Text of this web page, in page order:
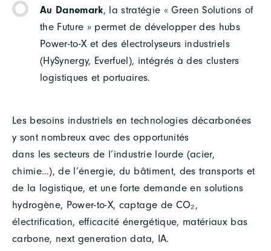
Au Danemark, la stratégie « Green Solutions of
the Future » permet de développer des hubs
Power-to-X et des électrolyseurs industriels
(HySynergy, Everfuel), intégrés à des clusters
logistiques et portuaires.
Les besoins industriels en technologies décarbonées
y sont nombreux avec des opportunités
dans les secteurs de l’industrie lourde (acier,
chimie…), de l’énergie, du bâtiment, des transports et
de la logistique, et une forte demande en solutions
hydrogène, Power-to-X, captage de CO₂,
électrification, efficacité énergétique, matériaux bas
carbone, next generation data, IA.